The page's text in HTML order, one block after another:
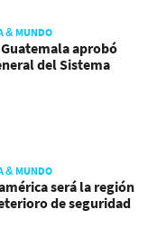
& MUNDO
aprobó
del Sistema
& MUNDO
será la región
de seguridad